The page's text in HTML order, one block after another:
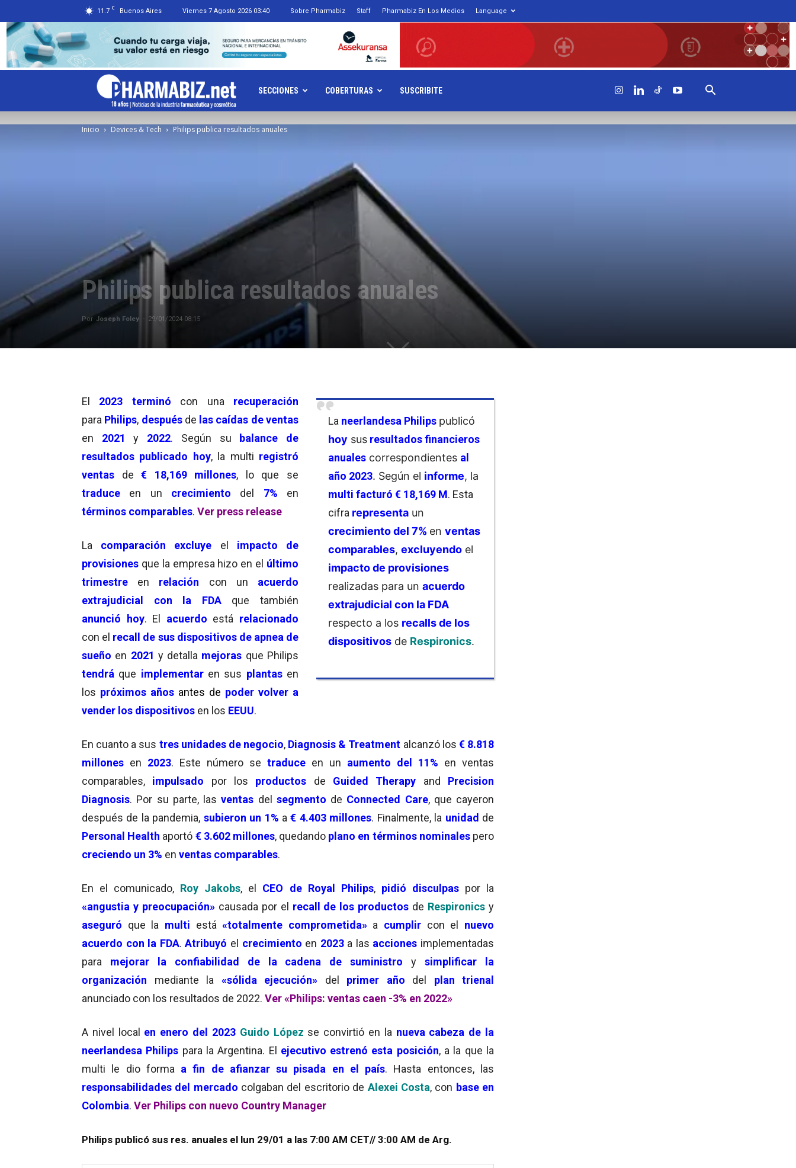
11.7 C Buenos Aires Viernes 7 Agosto 2026 03:40 Sobre Pharmabiz Staff Pharmabiz En Los Medios Language
Pharmabiz.NET
SECCIONES COBERTURAS SUSCRIBITE
Inicio Devices & Tech Philips publica resultados anuales
Philips publica resultados anuales
Por Joseph Foley - 29/01/2024 08:15
La neerlandesa Philips publicó
hoy sus resultados financieros
anuales correspondientes al
año 2023. Según el informe, la
multi facturó € 18,169 M. Esta
cifra representa un
crecimiento del 7% en ventas
comparables, excluyendo el
impacto de provisiones
realizadas para un acuerdo
extrajudicial con la FDA
respecto a los recalls de los
dispositivos de Respironics.
El 2023 terminó con una recuperación
para Philips, despuésde las caídas de ventas
en 2021 y 2022. Según su balance de
resultados publicado hoy, la multi registró
ventas de€ 18,169 millones, lo que se
traduce en un crecimiento del 7% en
términos comparables. Ver press release
La comparación excluye el impacto de
provisiones que la empresa hizo en el último
trimestre en relación con un acuerdo
extrajudicial con la FDA que también
anunció hoy. El acuerdo está relacionado
con el recall de sus dispositivos de apnea de
sueño en 2021 y detalla mejoras que Philips
tendrá que implementaren sus plantasen
los próximos años antes de poder volver a
vender los dispositivos en los EEUU.
En cuanto a sus tres unidades de negocio, Diagnosis & Treatment alcanzó los € 8.818
millones en 2023. Este número se traduce en un aumento del 11% en ventas
comparables, impulsado por los productos de Guided Therapy and Precision
Diagnosis. Por su parte, lasventas del segmento de Connected Care, que cayeron
después de la pandemia, subieron un 1% a€ 4.403 millones. Finalmente, la unidad de
Personal Health aportó € 3.602 millones, quedando plano en términos nominalespero
creciendo un 3% en ventas comparables.
En el comunicado, Roy Jakobs, el CEO de Royal Philips, pidió disculpaspor la
«angustia y preocupación»causada por el recall de los productos de Respironicsy
aseguró que la multi está«totalmente comprometida»a cumplir con el nuevo
acuerdo con la FDA.Atribuyó el crecimiento en 2023a las acciones implementadas
para mejorar la confiabilidad de la cadena de suministro ysimplificar la
organización mediante la «sólida ejecución» del primer año del plan trienal
anunciado con los resultados de 2022. Ver «Philips: ventas caen -3% en 2022»
A nivel local en enero del 2023 Guido López se convirtió en la nueva cabeza de la
neerlandesa Philips para la Argentina. El ejecutivo estrenó esta posición, a la que la
multi le dio forma a fin de afianzar su pisada en el país. Hasta entonces, las
responsabilidades del mercado colgaban del escritorio de Alexei Costa, con base en
Colombia. Ver Philips con nuevo Country Manager
Philips publicó sus res. anuales el lun 29/01 a las 7:00 AM CET// 3:00 AM de Arg.